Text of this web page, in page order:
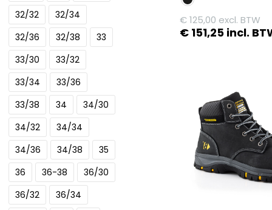
32/32
32/34
32/36
32/38
33
33/30
33/32
33/34
33/36
33/38
34
34/30
34/32
34/34
34/36
34/38
35
36
36-38
36/30
36/32
36/34
productpagina
€125,00 excl. BTW
€ 151,25 incl.
meerdere
variaties.
Deze
optie
kan
gekozen